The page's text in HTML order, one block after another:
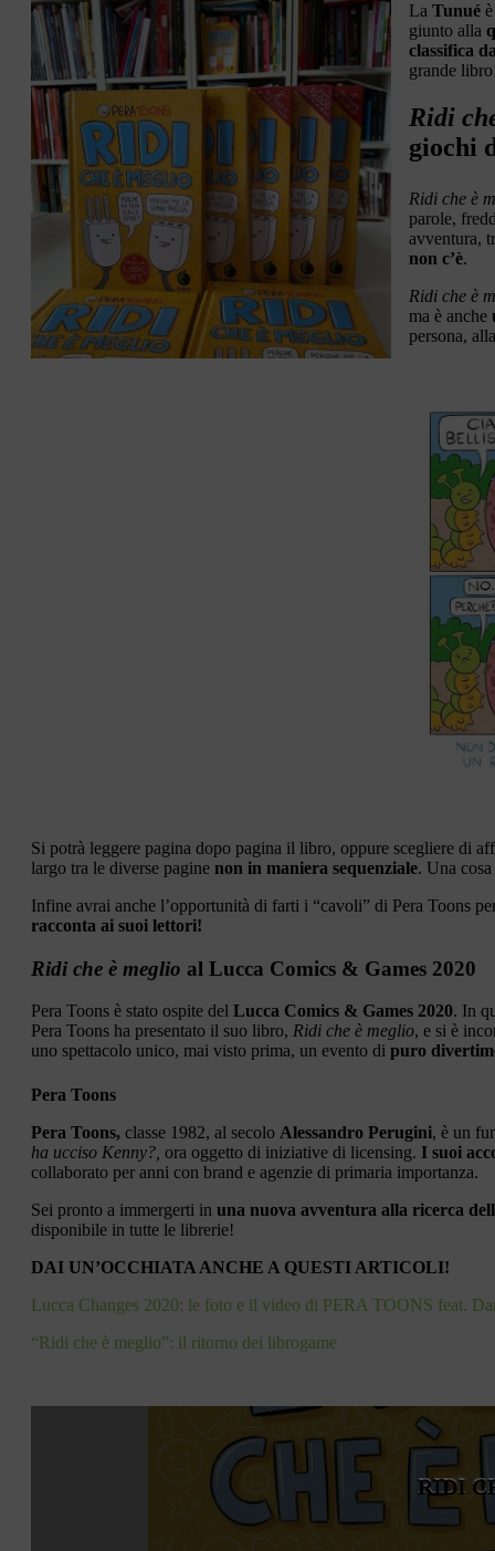
La Tunué
giunto alla
classifica
grande
Ridi
giochi
Ridi che è
parole,
avventura,
non c’è.
Ridi che è
ma è anche
persona,
Si potrà leggere pagina dopo pagina il libro, oppure scegliere di
largo tra le diverse pagine non in maniera sequenziale. Una
Infine avrai anche l’opportunità di farti i “cavoli” di Pera To­ons
racconta ai suoi lettori!
Ridi che è meglio al Lucca Comics & Games 2020
Pera Toons è stato ospite del Lucca Comics & Games 2020. In
Pera Toons ha presentato il suo libro, Ridi che è meglio, e si è
uno spettacolo unico, mai visto prima, un evento di puro
Pera Toons
Pera Toons, classe 1982, al secolo Alessandro Perugini, è un
ha ucciso Kenny?, ora oggetto di iniziative di licensing. I suoi
collaborato per anni con brand e agenzie di primaria importanza.
Sei pronto a immergerti in una nuova avventura alla ricerca
disponibile in tutte le librerie!
DAI UN’OCCHIATA ANCHE A QUESTI ARTICOLI!
Lucca Changes 2020: le foto e il video di PERA TOONS feat.
“Ridi che è meglio”: il ritorno dei librogame
RIDI